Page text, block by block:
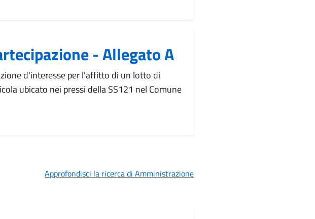
- Allegato A
d'interesse per l'affitto di un lotto di
ubicato nei pressi della SS121 nel Comune
Approfondisci la ricerca di Amministrazione